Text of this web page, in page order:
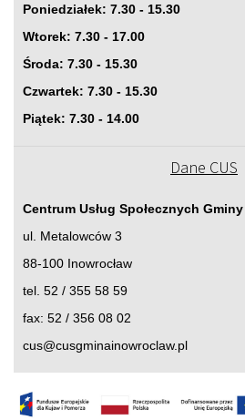
Poniedziałek: 7.30 - 15.30
Wtorek: 7.30 - 17.00
Środa: 7.30 - 15.30
Czwartek: 7.30 - 15.30
Piątek: 7.30 - 14.00
Dane CUS
Centrum Usług Społecznych
ul. Metalowców 3
88-100 Inowrocław
tel. 52 / 355 58 59
fax: 52 / 356 08 02
cus@cusgminainowroclaw.pl